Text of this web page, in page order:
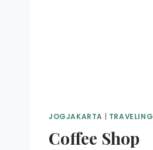
JOGJAKARTA TRAVELING
Coffee Shop